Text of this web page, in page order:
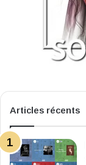
Articles récents